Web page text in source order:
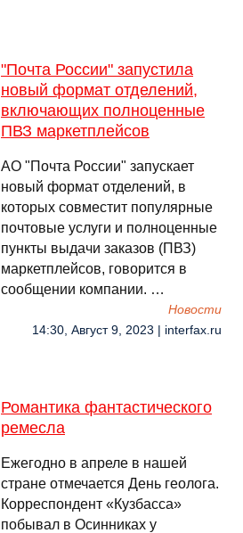
"Почта России" запустила
новый формат отделений,
включающих полноценные
ПВЗ маркетплейсов
АО "Почта России" запускает
новый формат отделений, в
которых совместит популярные
почтовые услуги и полноценные
пункты выдачи заказов (ПВЗ)
маркетплейсов, говорится в
сообщении компании. …
Новости
14:30, Август 9, 2023 | interfax.ru
Романтика фантастического
ремесла
Ежегодно в апреле в нашей
стране отмечается День геолога.
Корреспондент «Кузбасса»
побывал в Осинниках у